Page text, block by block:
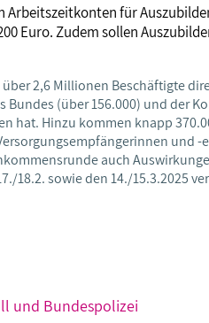
für
Euro. Zudem sollen
2,6 Millionen Beschäftigte
(über 156.000) und der
hat. Hinzu kommen knapp
und -
auch
18.2. sowie den 14./15.3.2025
und Bundespolizei